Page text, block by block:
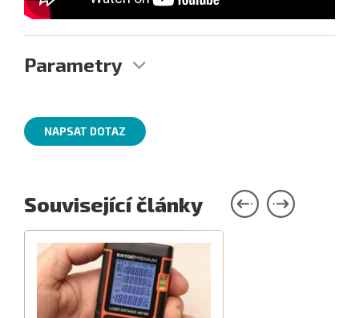
Parametry
NAPSAT DOTAZ
Související články